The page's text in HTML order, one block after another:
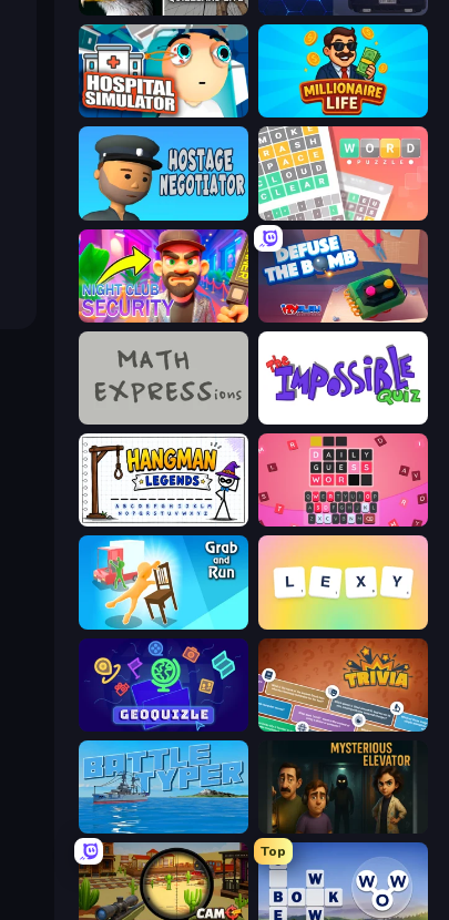
QuizzLand Trivia Traffic Cop 3D
Hospital Simulator Millionaire Life
Hostage Negotiator Wordler
Night Club Security Defuse the Bomb 3D
Hangman Legends Wordling
Grab and Run
GeoQuizle Trivia
Battle Typer Mysterious Elevator
Top